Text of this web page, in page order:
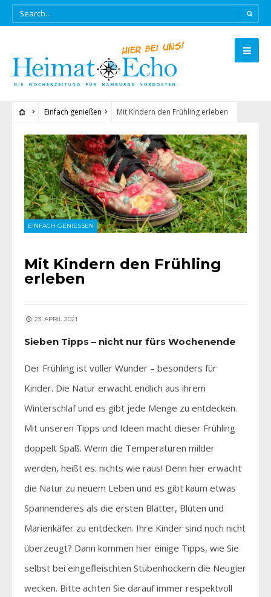
Einfach genießen Mit Kindern den Frühling erleben
EINFACH GENIESSEN
Mit Kindern den Frühling
erleben
23. APRIL 2021
Sieben Tipps – nicht nur fürs Wochenende
Der Frühling ist voller Wunder – besonders für
Kinder. Die Natur erwacht endlich aus ihrem
Winterschlaf und es gibt jede Menge zu entdecken.
Mit unseren Tipps und Ideen macht dieser Frühling
doppelt Spaß. Wenn die Temperaturen milder
werden, heißt es: nichts wie raus! Denn hier erwacht
die Natur zu neuem Leben und es gibt kaum etwas
Spannenderes als die ersten Blätter, Blüten und
Marienkäfer zu entdecken. Ihre Kinder sind noch nicht
überzeugt? Dann kommen hier einige Tipps, wie Sie
selbst bei eingefleischten Stubenhockern die Neugier
wecken. Bitte achten Sie darauf immer respektvoll